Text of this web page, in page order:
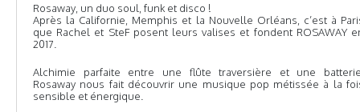
Rosaway, un duo soul, funk et disco !
Après la Californie, Memphis et la Nouvelle Orléans, c’est à
que Rachel et SteF posent leurs valises et fondent ROSAWAY
2017.
Alchimie parfaite entre une flûte traversière et une
Rosaway nous fait découvrir une musique pop métissée à la
sensible et énergique.